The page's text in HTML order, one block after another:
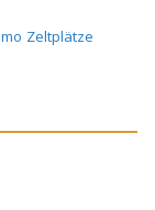
Zeltplätze